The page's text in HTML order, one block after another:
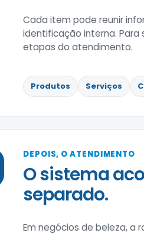
Cada item pode reunir
identificação interna.
etapas do atendimento.
Produtos Serviços
DEPOIS, O ATENDIMENTO
O sistema
separado.
Em negócios de beleza, a